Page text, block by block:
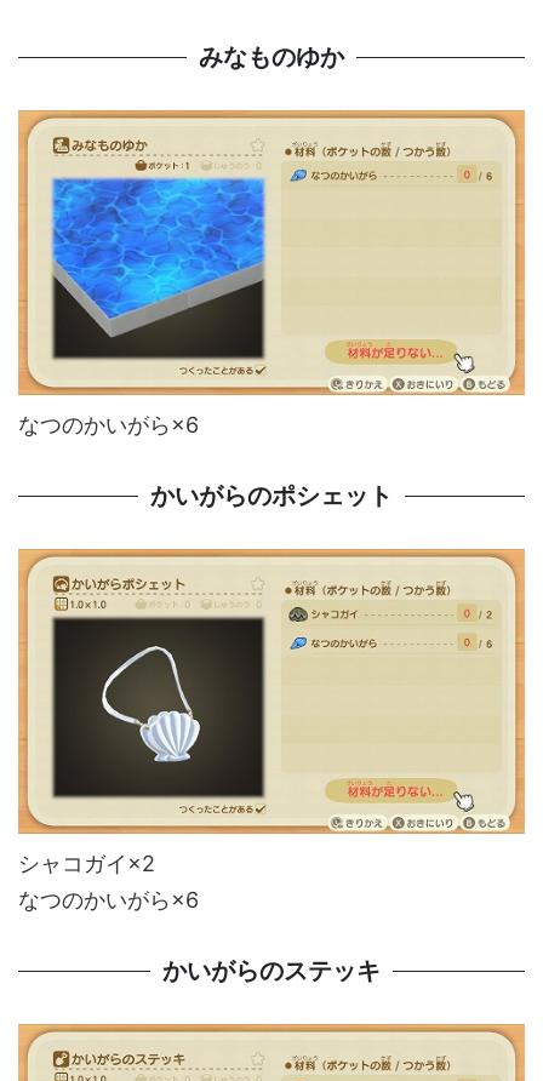
みなものゆか
なつのかいがら×6
かいがらのポシェット
シャコガイ×2
なつのかいがら×6
かいがらのステッキ